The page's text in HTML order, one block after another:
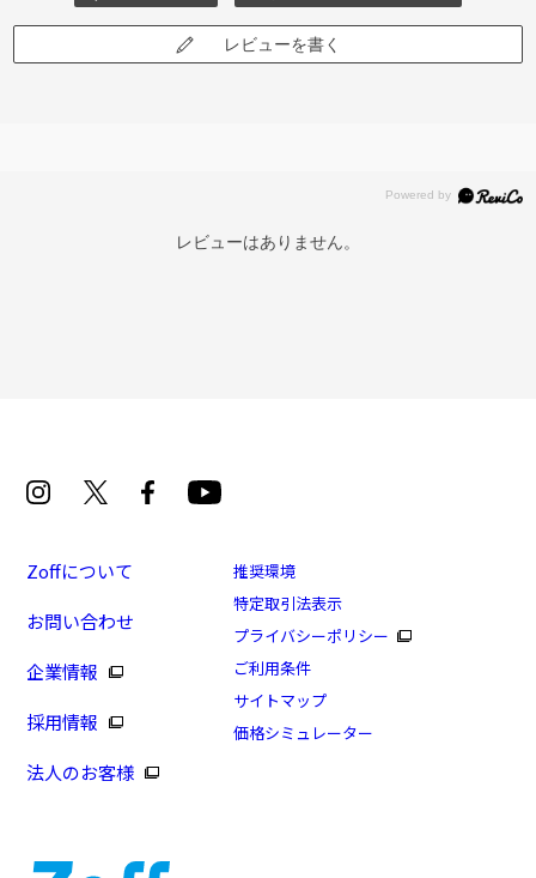
[アウトレット価格]高級感漂うウェリントンフレーム
(アウトレット店舗限定商品)
商品番号：ZJ241018-14F1/フレームカラー：ブラック
(マット)/単価：￥7,920
レビューを書く
レビューはありません。
Zoffについて
お問い合わせ
企業情報
採用情報
法人のお客様
推奨環境
特定取引法表示
プライバシーポリシー
ご利用条件
サイトマップ
価格シミュレーター